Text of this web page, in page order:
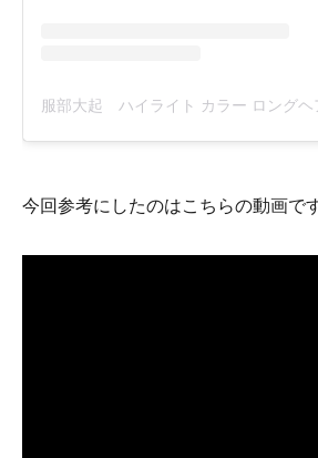
今回参考にしたのはこちらの動画で